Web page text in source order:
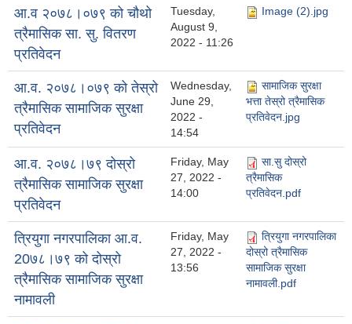
आ.व २०७८।०७९ को चौथो
त्रैमासिक सा. सु. वितरण
प्रतिवेदन
Tuesday,
August 9,
2022 - 11:26
Image (2).jpg
आ.व. २०७८।०७९ को तेस्रो
त्रैमासिक सामाजिक सुरक्षा
प्रतिवेदन
Wednesday,
June 29,
2022 -
14:54
सामाजिक सुरक्षा
भत्ता तेस्रो त्रैमासिक
प्रतिवेदन.jpg
आ.व. २०७८।७९ दोस्रो
त्रैमासिक सामाजिक सुरक्षा
प्रतिवेदन
Friday, May
27, 2022 -
14:00
सा.सु दोस्रो
त्रैमासिक
प्रतिवेदन.pdf
त्रियुगा नगरपालिका आ.व.
20७८।७९ को दोस्रो
त्रैमासिक सामाजिक सुरक्षा
नामावली
Friday, May
27, 2022 -
13:56
त्रियुगा नगरपालिका
दोस्रो त्रैमासिक
सामाजिक सुरक्षा
नामावली.pdf